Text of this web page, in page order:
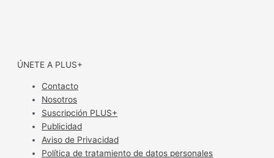
ÚNETE A PLUS+
Contacto
Nosotros
Suscripción PLUS+
Publicidad
Aviso de Privacidad
Política de tratamiento de datos personales